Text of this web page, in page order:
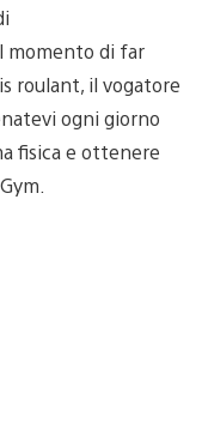
momento di far
roulant, il vogatore
ogni giorno
fisica e ottenere